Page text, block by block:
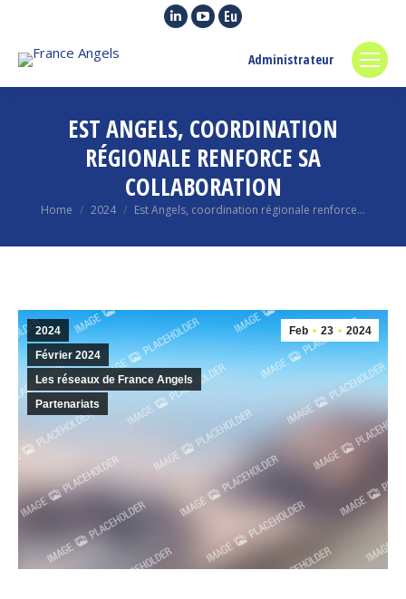
Linkedin
in
window
YouTube
in
window
Euroquity
opens
in
window
Administrateur
EST ANGELS, COORDINATION
RÉGIONALE RENFORCE SA
COLLABORATION
You are here:
Home 2024 Est Angels, coordination régionale renforce…
Feb 23 2024
2024
Février 2024
Les réseaux de France Angels
Partenariats